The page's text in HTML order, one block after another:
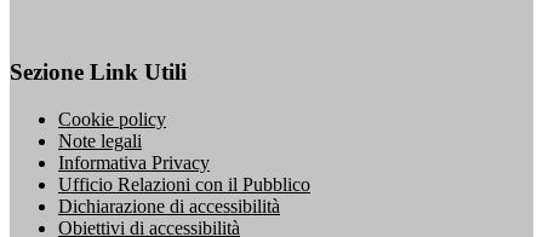
Sezione Link Utili
Cookie policy
Note legali
Informativa Privacy
Ufficio Relazioni con il Pubblico
Dichiarazione di accessibilità
Obiettivi di accessibilità